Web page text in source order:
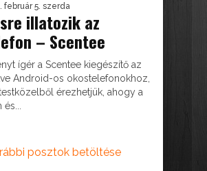
február 5. szerda
illatozik az
– Scentee
ígér a Scentee kiegészítő az
Android-os okostelefonokhoz,
érezhetjük, ahogy a
posztok betöltése